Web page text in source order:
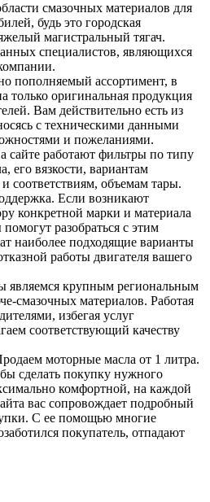
смазочных материалов для
будь это городская
магистральный тягач.
специалистов, являющихся
пополняемый ассортимент, в
только оригинальная продукция
Вам действительно есть из
с техническими данными
и пожеланиями.
сайте работают фильтры по типу
его вязкости, вариантам
соответствиям, объемам тары.
Если возникают
конкретной марки и материала
разобраться с этим
наиболее подходящие варианты
работы двигателя вашего
крупным региональным
смазочных материалов. Работая
избегая услуг
соответствующий качеству
моторные масла от 1 литра.
сделать покупку нужного
комфортной, на каждой
вас сопровождает подробный
С ее помощью многие
покупатель, отпадают